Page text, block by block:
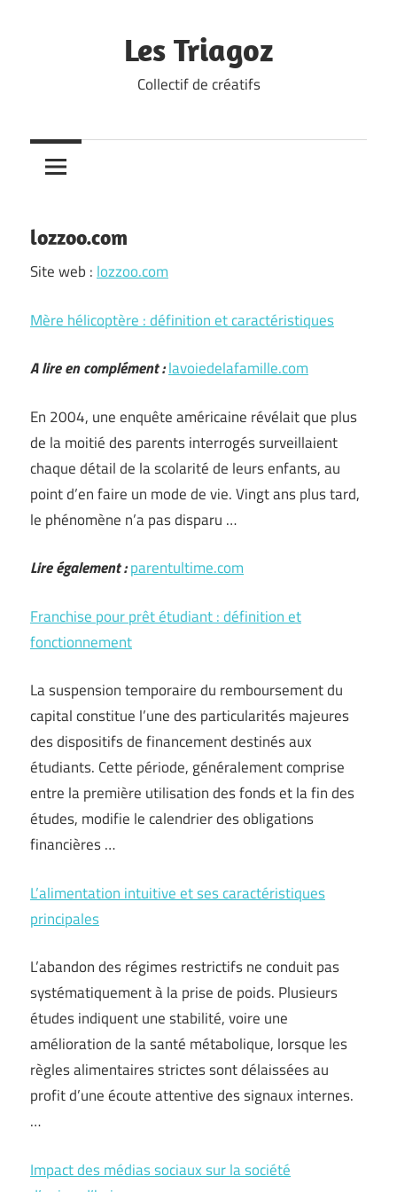
Les Triagoz
Collectif de créatifs
lozzoo.com
Site web : lozzoo.com
Mère hélicoptère : définition et caractéristiques
A lire en complément :lavoiedelafamille.com
En 2004, une enquête américaine révélait que plus
de la moitié des parents interrogés surveillaient
chaque détail de la scolarité de leurs enfants, au
point d’en faire un mode de vie. Vingt ans plus tard,
le phénomène n’a pas disparu …
Lire également :parentultime.com
Franchise pour prêt étudiant : définition et
fonctionnement
La suspension temporaire du remboursement du
capital constitue l’une des particularités majeures
des dispositifs de financement destinés aux
étudiants. Cette période, généralement comprise
entre la première utilisation des fonds et la fin des
études, modifie le calendrier des obligations
financières …
L’alimentation intuitive et ses caractéristiques
principales
L’abandon des régimes restrictifs ne conduit pas
systématiquement à la prise de poids. Plusieurs
études indiquent une stabilité, voire une
amélioration de la santé métabolique, lorsque les
règles alimentaires strictes sont délaissées au
profit d’une écoute attentive des signaux internes.
…
Impact des médias sociaux sur la société